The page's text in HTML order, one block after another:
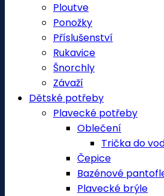
Ploutve
Ponožky
Příslušenství
Rukavice
Šnorchly
Závaží
Dětské potřeby
Plavecké potřeby
Oblečení
Trička do
Čepice
Bazénové
Plavecké brýle